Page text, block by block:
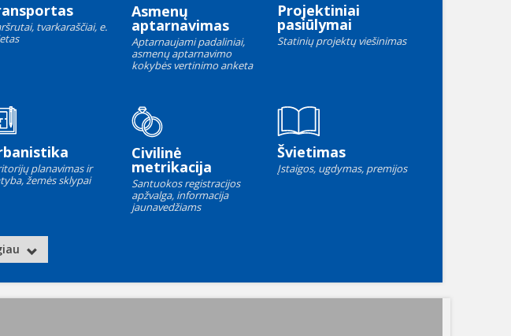
tvarkaraščiai, e.
Asmenų
aptarnavimas
Aptarnaujami padaliniai,
asmenų aptarnavimo
kokybės vertinimo anketa
Projektiniai
pasiūlymai
Statinių projektų viešinimas
planavimas ir
žemės sklypai
Civilinė
metrikacija
Santuokos registracijos
apžvalga, informacija
jaunavedžiams
Švietimas
Įstaigos, ugdymas, premijos